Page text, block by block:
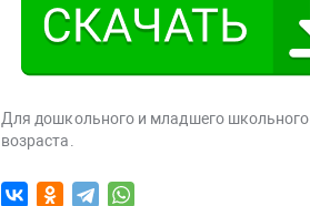
Для дошкольного и младшего школьного
возраста.